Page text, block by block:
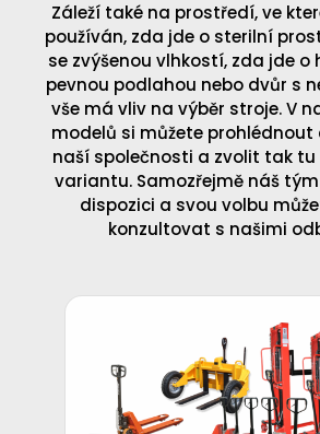
Záleží také na prostředí, ve
používán, zda jde o sterilní
se zvýšenou vlhkostí, zda jde o
pevnou podlahou nebo dvůr s
vše má vliv na výběr stroje. V
modelů si můžete prohlédnout
naší společnosti a zvolit tak tu
variantu. Samozřejmě náš
dispozici a svou volbu
konzultovat s našimi